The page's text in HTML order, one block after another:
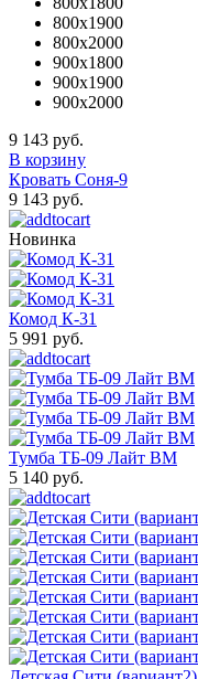
800x1900
800x2000
900x1800
900x1900
900x2000
9 143 руб.
В корзину
Кровать Соня-9
9 143 руб.
Новинка
Комод К-31
5 991 руб.
Тумба ТБ-09 Лайт ВМ
5 140 руб.